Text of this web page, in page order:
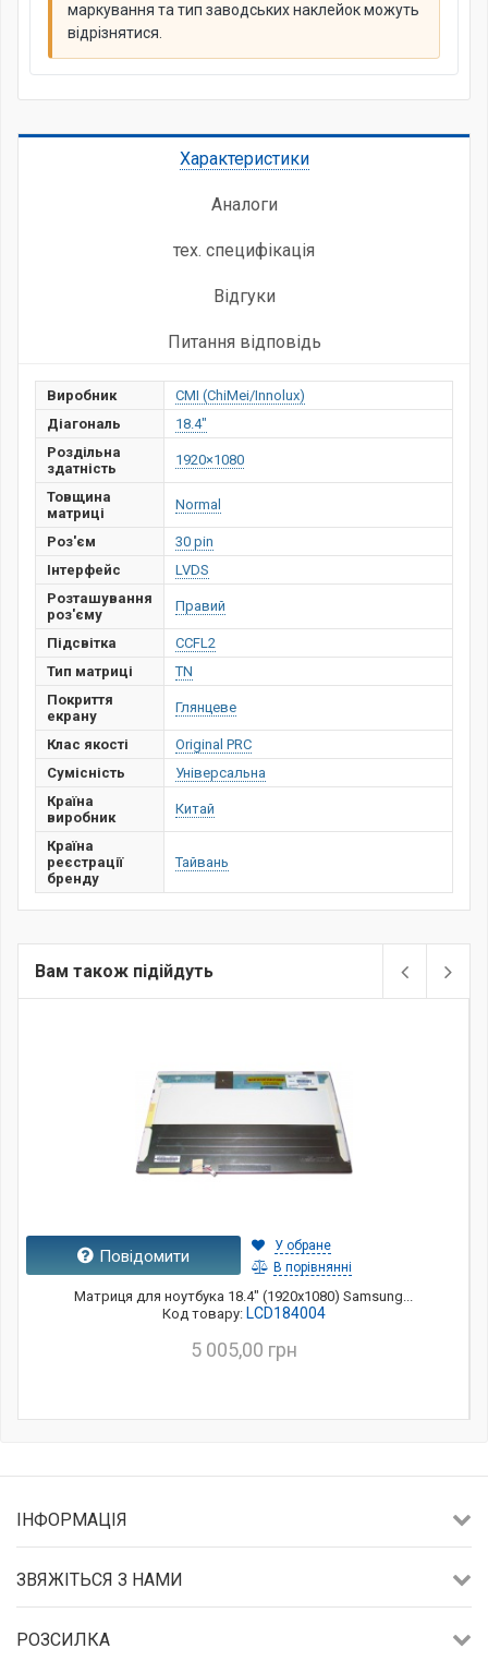
маркування та тип заводських наклейок можуть
відрізнятися.
Характеристики
Аналоги
тех. специфікація
Відгуки
Питання відповідь
Виробник
CMI (ChiMei/Innolux)
Діагональ
18.4"
Роздільна
здатність
1920×1080
Товщина
матриці
Normal
Роз'єм
30 pin
Інтерфейс
LVDS
Розташування
роз'єму
Правий
Підсвітка
CCFL2
Тип матриці
TN
Покриття
екрану
Глянцеве
Клас якості
Original PRC
Сумісність
Універсальна
Країна
виробник
Китай
Країна
реєстрації
бренду
Тайвань
Вам також підійдуть
Повідомити
У обране
В порівнянні
Матриця для ноутбука 18.4" (1920x1080) Samsung...
Код товару: LCD184004
5 005,00 грн
ІНФОРМАЦІЯ
ЗВЯЖІТЬСЯ З НАМИ
РОЗСИЛКА